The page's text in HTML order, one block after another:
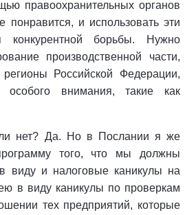
правоохранительных органов
понравится, и использовать эти
конкурентной борьбы. Нужно
производственной части,
Российской Федерации,
особого внимания, такие как
нет? Да. Но в Послании я же
того, что мы должны
виду и налоговые каникулы на
в виду каникулы по проверкам
тех предприятий, которые